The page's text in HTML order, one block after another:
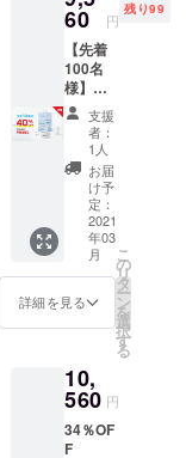
じるこ
とをあ
らかじ
めご了
承くだ
さい。
何卒ご
理解賜
ります
ようお
願い申
し上げ
ます。
いただ
いた場
合、売
り切れ
となる
ことが
ありま
す。 超
過分は
急ぎご
用意さ
せてい
ただき
ます
が、発
送に遅
らかじ
めご了
承くだ
さい。
何卒ご
60 円
残り99
【先着
100名
様】
40％OF
F
OSHIR
OI2個
9,560円
全国送
料無
料・税
込価格
▼配送
に間し
て 製造
国：中
個数以
上の多
くのご
支援を
いただ
支援
者：
1人
お届
け予
定：
2021
年03
月
詳細を見る
こ
の
リ
タ
ー
ン
を
選
択
す
る
10,
560 円
34％OF
F